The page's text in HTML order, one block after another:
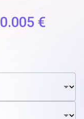
0.005 €